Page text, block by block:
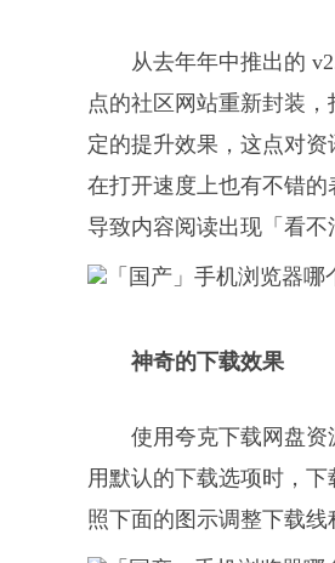
从去年年中推出的
点的社区网站重新封装
定的提升效果，这点对
在打开速度上也有不错
导致内容阅读出现「看不
神奇的下载效果
使用夸克下载网盘
用默认的下载选项时，
照下面的图示调整下载线